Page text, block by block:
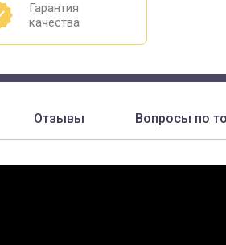
Гарантия
качества
Отзывы Вопросы по